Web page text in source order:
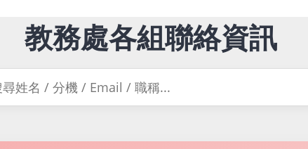
教務處各組聯絡資訊